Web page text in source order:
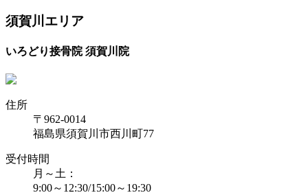
須賀川エリア
いろどり接骨院 須賀川院
住所
〒962-0014
福島県須賀川市西川町77
受付時間
月～土：
9:00～12:30/15:00～19:30